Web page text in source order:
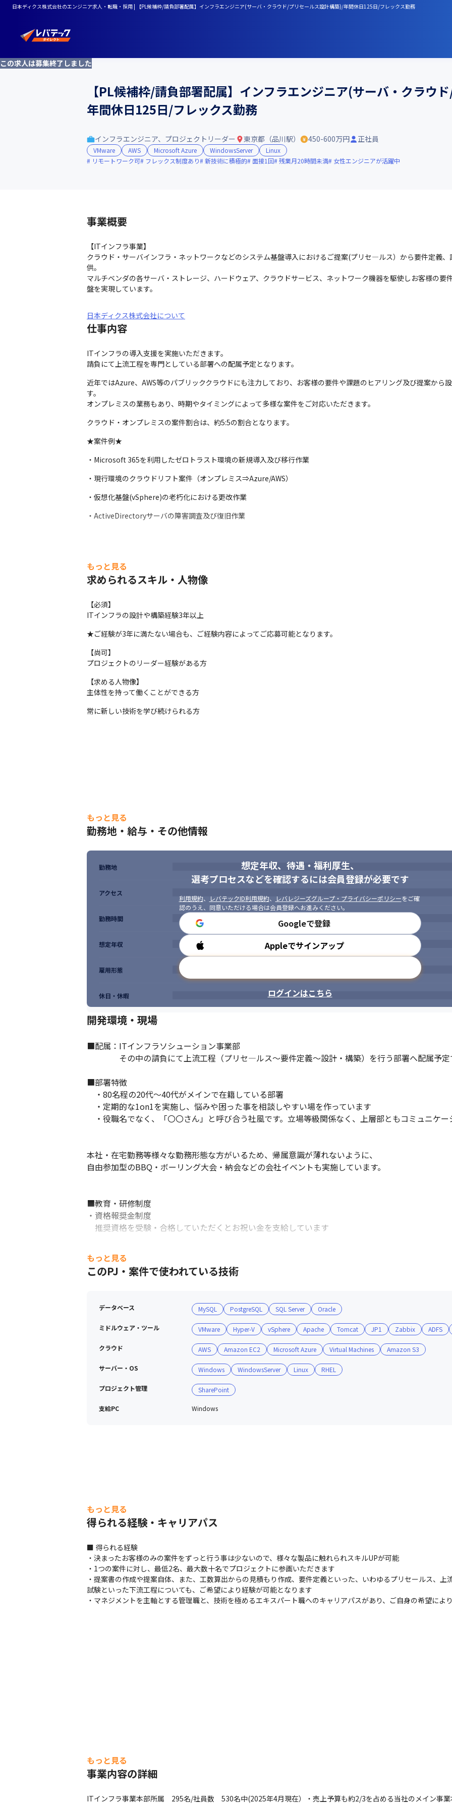
日本ディクス株式会社のエンジニア求人・転職・採用 | 【PL候補枠/請負部署配属】インフラエンジニア(サーバ・クラウド/プリセールス設計構築)/年間休日125日/フレックス勤務
この求人は募集終了しました
【PL候補枠/請負部署配属】インフラエンジニア(サーバ・クラウ
年間休日125日/フレックス勤務
インフラエンジニア、プロジェクトリーダー 東京都（品川駅） 450-600万円 正社員
VMware AWS Microsoft Azure WindowsServer
Linux
リモートワーク可
フレックス制度あり 新技術に積極的 面接1回 残業月20時間未満 女性エンジニアが活躍中
事業概要
【ITインフラ事業】
クラウド・サーバインフラ・ネットワークなどのシステム基盤導入におけるご提案(プリセ―ルス）から要件定義
供。
マルチベンダの各サーバ・ストレージ、ハードウェア、クラウドサービス、ネットワーク機器を駆使しお客様の要
盤を実現しています。
日本ディクス株式会社について
仕事内容
ITインフラの導入支援を実施いただきます。
請負にて上流工程を専門としている部署への配属予定となります。
近年ではAzure、AWS等のパブリッククラウドにも注力しており、お客様の要件や課題のヒアリング及び提案から
す。
オンプレミスの業務もあり、時期やタイミングによって多様な案件をご対応いただきます。
クラウド・オンプレミスの案件割合は、約5:5の割合となります。
★案件例★
・Microsoft 365を利用したゼロトラスト環境の新規導入及び移行作業
・現行環境のクラウドリフト案件（オンプレミス⇒Azure/AWS）
・仮想化基盤(vSphere)の老朽化における更改作業
・ActiveDirectoryサーバの障害調査及び復旧作業
もっと見る
求められるスキル・人物像
【必須】
ITインフラの設計や構築経験3年以上
★ご経験が3年に満たない場合も、ご経験内容によってご応募可能となります。
【尚可】
プロジェクトのリーダー経験がある方
【求める人物像】
主体性を持って働くことができる方
常に新しい技術を学び続けられる方
もっと見る
勤務地・給与・その他情報
想定年収、待遇・福利厚生、
選考プロセスなどを確認するには会員登録が必要です
利用規約、 レバテックID利用規約、 レバレジーズグループ・プライバシーポリシーをご確
認のうえ、同意いただける場合は会員登録へお進みください。
Googleで登録
Appleでサインアップ
ログインはこちら
勤務地
アクセス
勤務時間
想定年収
雇用形態
休日・休暇
開発環境・現場
■配属：ITインフラソシューション事業部
その中の請負にて上流工程（プリセ―ルス～要件定義～設計・構築）を行う部署へ配属予定
■部署特徴
・80名程の20代～40代がメインで在籍している部署
・定期的な1on1を実施し、悩みや困った事を相談しやすい場を作っています
・役職名でなく、「〇〇さん」と呼び合う社風です。立場等級関係なく、上層部ともコミュニケ
本社・在宅勤務等様々な勤務形態な方がいるため、帰属意識が薄れないように、
自由参加型のBBQ・ボーリング大会・納会などの会社イベントも実施しています。
■教育・研修制度
・資格報奨金制度
推奨資格を受験・合格していただくとお祝い金を支給しています
・選択式スキル研修制度
事業部独自で選択式の研修制度を今期から導入しました。
スキルを身につけたい技術項目をご自身で選択・上長承認後、研修の受講が可能となっております。
ヒューマンスキルにフォーカスした選択式の外部研修となります。
日々の案件を行うだけでなく、エンジニア１人１人の方のスキルUPを大切にしています。
もっと見る
このPJ・案件で使われている技術
データベース MySQL PostgreSQL SQL Server Oracle
ミドルウェア・ツール VMware Hyper-V vSphere Apache Tomcat JP1 Zabbix ADFS
クラウド AWS Amazon EC2 Microsoft Azure Virtual Machines Amazon S3
サーバー・OS Windows WindowsServer Linux RHEL
プロジェクト管理 SharePoint
支給PC Windows
もっと見る
得られる経験・キャリアパス
■ 得られる経験
・決まったお客様のみの案件をずっと行う事は少ないので、様々な製品に触れられスキルUPが可能
・1つの案件に対し、最低2名、最大数十名でプロジェクトに参画いただきます
・提案書の作成や提案自体、また、工数算出からの見積もり作成、要件定義といった、いわゆるプリセールス、上
試験といった下流工程についても、ご希望により経験が可能となります
・マネジメントを主軸とする管理職と、技術を極めるエキスパート職へのキャリアパスがあり、ご自身の希望によ
もっと見る
事業内容の詳細
ITインフラ事業本部所属　295名/社員数　530名中(2025年4月現在）・売上予算も約2/3を占める当社のメイン事業